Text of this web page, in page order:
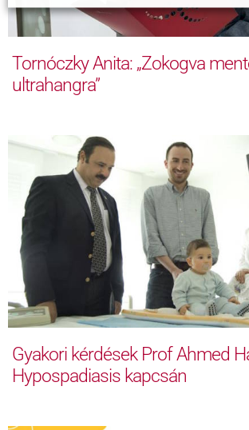
Tornóczky Anita: „Zokogva
ultrahangra”
Gyakori kérdések Prof Ahmed
Hypospadiasis kapcsán